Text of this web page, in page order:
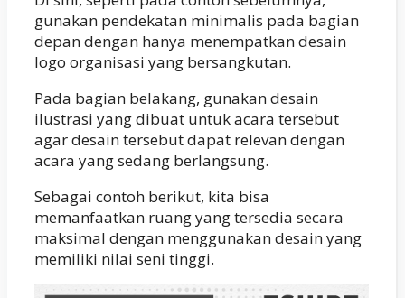
gunakan pendekatan minimalis pada bagian
depan dengan hanya menempatkan desain
logo organisasi yang bersangkutan.
Pada bagian belakang, gunakan desain
ilustrasi yang dibuat untuk acara tersebut
agar desain tersebut dapat relevan dengan
acara yang sedang berlangsung.
Sebagai contoh berikut, kita bisa
memanfaatkan ruang yang tersedia secara
maksimal dengan menggunakan desain yang
memiliki nilai seni tinggi.